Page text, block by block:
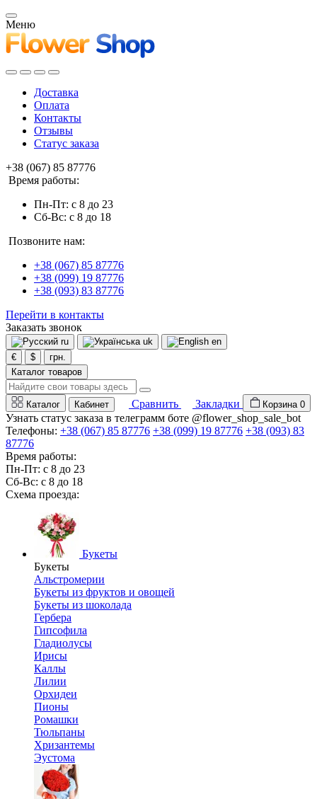
Меню
Доставка
Оплата
Контакты
Отзывы
Статус заказа
+38 (067) 85 87776
Время работы:
Пн-Пт: с 8 до 23
Сб-Вс: с 8 до 18
Позвоните нам:
+38 (067) 85 87776
+38 (099) 19 87776
+38 (093) 83 87776
Перейти в контакты
Заказать звонок
ru uk
en
€
$
грн.
Каталог товаров
Каталог Кабинет Сравнить Закладки Корзина 0
Узнать статус заказа в телеграмм боте @flower_shop_sale_bot
Телефоны: +38 (067) 85 87776 +38 (099) 19 87776 +38 (093) 83
87776
Время работы:
Пн-Пт: с 8 до 23
Сб-Вс: с 8 до 18
Схема проезда:
Букеты
Букеты
Альстромерии
Букеты из фруктов и овощей
Букеты из шоколада
Гербера
Гипсофила
Гладиолусы
Ирисы
Каллы
Лилии
Орхидеи
Пионы
Ромашки
Тюльпаны
Хризантемы
Эустома